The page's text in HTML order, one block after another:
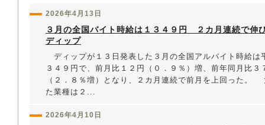
2026年4月13日
３月の全国バイト時給は１３４９円 ２カ月連続で伸
ディップ
ディップが１３日発表した３月の全国アルバイト時給は
３４９円で、前月比１２円（０．９％）増、前年同月比３
（２．８％増）となり、２カ月連続で前月を上回った。
た業種は２...
2026年4月10日